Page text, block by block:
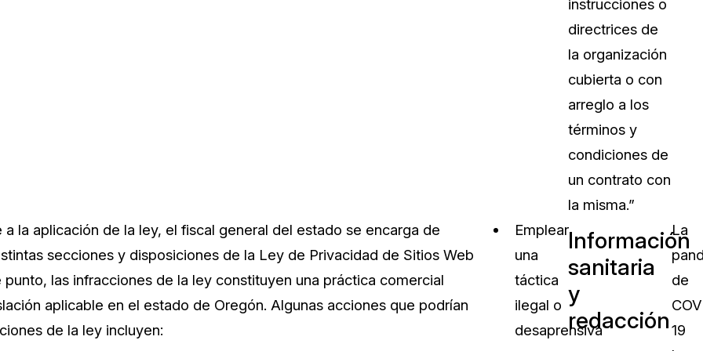
instrucciones o
directrices de
la organización
cubierta o con
arreglo a los
términos y
condiciones de
un contrato con
la misma.”
a la aplicación de la ley, el fiscal general del estado se encarga de
secciones y disposiciones de la Ley de Privacidad de Sitios Web
punto, las infracciones de la ley constituyen una práctica comercial
aplicable en el estado de Oregón. Algunas acciones que podrían
de la ley incluyen:
Emplear
una
táctica
ilegal o
desaprensiva
Información
sanitaria
y
redacción
La
de
19